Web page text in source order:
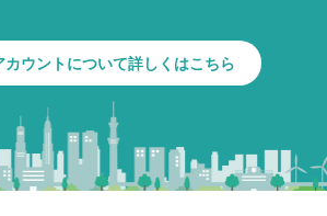
カウントについて詳しくはこちら